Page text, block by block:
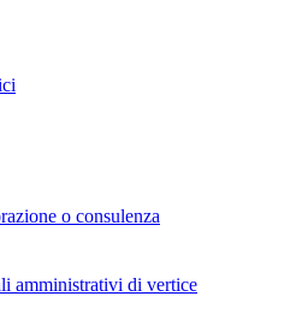
o consulenza
amministrativi di vertice